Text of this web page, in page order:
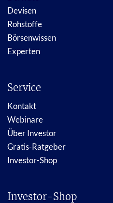
Devisen
Rohstoffe
Börsenwissen
Experten
Service
Kontakt
Webinare
Über Investor
Gratis-Ratgeber
Investor-Shop
Investor-Shop